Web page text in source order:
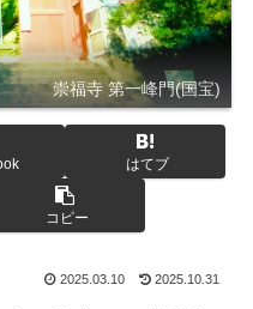
崇福寺 第一峰門(国宝)
はてブ
コピー
2025.03.10 2025.10.31